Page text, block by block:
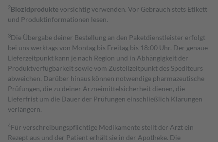
2Biozidproduktevorsichtig verwenden. Vor Gebrauch stets Etikett
und Produktinformationen lesen.
3Die Übergabe deiner Bestellung an den Paketdienstleister erfolgt
bei uns werktags von Montag bis Freitag bis 18:00 Uhr. Der genaue
Lieferzeitpunkt kann je nach Region und in Abhängigkeit der
Produktverfügbarkeit sowie vom Zustellzeitpunkt des Spediteurs
abweichen. Darüber hinaus können notwendige pharmazeutische
Prüfungen, die zu deiner Arzneimittelsicherheit dienen, die
Lieferfrist um die Dauer der Prüfungen einschließlich Klärungen
verlängern.
4Für verschreibungspflichtige Medikamente stellt der Arzt ein
Rezept aus und der Patient erhält sie in der Apotheke. Die